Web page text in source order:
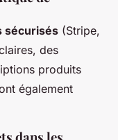
sécurisés (Stripe,
des
produits
également